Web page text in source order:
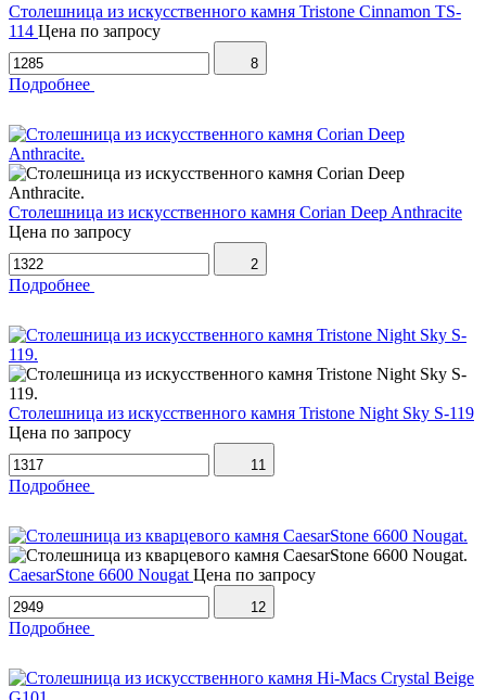
Столешница из искусственного камня Tristone Cinnamon TS-
114 Цена по запросу
8
Подробнее
Столешница из искусственного камня Corian Deep Anthracite
Цена по запросу
2
Подробнее
Столешница из искусственного камня Tristone Night Sky S-119
Цена по запросу
11
Подробнее
CaesarStone 6600 Nougat Цена по запросу
12
Подробнее